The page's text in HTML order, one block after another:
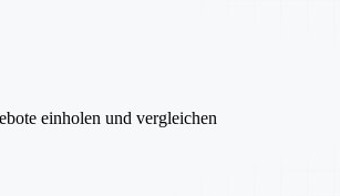
einholen und vergleichen